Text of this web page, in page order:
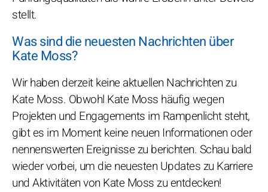
stellt.
Was sind die neuesten Nachrichten über
Kate Moss?
Wir haben derzeit keine aktuellen Nachrichten zu
Kate Moss. Obwohl Kate Moss häufig wegen
Projekten und Engagements im Rampenlicht steht,
gibt es im Moment keine neuen Informationen oder
nennenswerten Ereignisse zu berichten. Schau bald
wieder vorbei, um die neuesten Updates zu Karriere
und Aktivitäten von Kate Moss zu entdecken!